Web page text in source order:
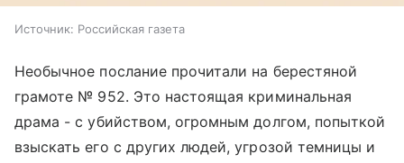
Источник: Российская газета
Необычное послание прочитали на берестяной
грамоте № 952. Это настоящая криминальная
драма - с убийством, огромным долгом, попыткой
взыскать его с других людей, угрозой темницы и